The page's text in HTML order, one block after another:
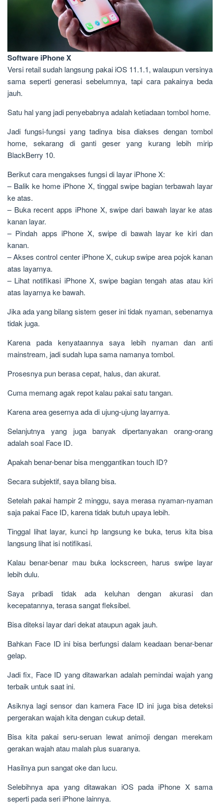
Software iPhone X
Versi retail sudah langsung pakai iOS 11.1.1, walaupun versinya
sama seperti generasi sebelumnya, tapi cara pakainya beda
jauh.
Satu hal yang jadi penyebabnya adalah ketiadaan tombol home.
Jadi fungsi-fungsi yang tadinya bisa diakses dengan tombol
home, sekarang di ganti geser yang kurang lebih mirip
BlackBerry 10.
Berikut cara mengakses fungsi di layar iPhone X:
– Balik ke home iPhone X, tinggal swipe bagian terbawah layar
ke atas.
– Buka recent apps iPhone X, swipe dari bawah layar ke atas
kanan layar.
– Pindah apps iPhone X, swipe di bawah layar ke kiri dan
kanan.
– Akses control center iPhone X, cukup swipe area pojok kanan
atas layarnya.
– Lihat notifikasi iPhone X, swipe bagian tengah atas atau kiri
atas layarnya ke bawah.
Jika ada yang bilang sistem geser ini tidak nyaman, sebenarnya
tidak juga.
Karena pada kenyataannya saya lebih nyaman dan anti
mainstream, jadi sudah lupa sama namanya tombol.
Prosesnya pun berasa cepat, halus, dan akurat.
Cuma memang agak repot kalau pakai satu tangan.
Karena area gesernya ada di ujung-ujung layarnya.
Selanjutnya yang juga banyak dipertanyakan orang-orang
adalah soal Face ID.
Apakah benar-benar bisa menggantikan touch ID?
Secara subjektif, saya bilang bisa.
Setelah pakai hampir 2 minggu, saya merasa nyaman-nyaman
saja pakai Face ID, karena tidak butuh upaya lebih.
Tinggal lihat layar, kunci hp langsung ke buka, terus kita bisa
langsung lihat isi notifikasi.
Kalau benar-benar mau buka lockscreen, harus swipe layar
lebih dulu.
Saya pribadi tidak ada keluhan dengan akurasi dan
kecepatannya, terasa sangat fleksibel.
Bisa diteksi layar dari dekat ataupun agak jauh.
Bahkan Face ID ini bisa berfungsi dalam keadaan benar-benar
gelap.
Jadi fix, Face ID yang ditawarkan adalah pemindai wajah yang
terbaik untuk saat ini.
Asiknya lagi sensor dan kamera Face ID ini juga bisa deteksi
pergerakan wajah kita dengan cukup detail.
Bisa kita pakai seru-seruan lewat animoji dengan merekam
gerakan wajah atau malah plus suaranya.
Hasilnya pun sangat oke dan lucu.
Selebihnya apa yang ditawakan iOS pada iPhone X sama
seperti pada seri iPhone lainnya.